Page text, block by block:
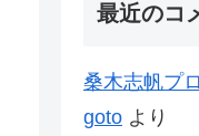
最近のコ
桑木志帆プ
goto より